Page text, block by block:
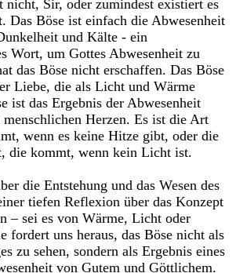
nicht, Sir, oder zumindest existiert es
Das Böse ist einfach die Abwesenheit
und Kälte - ein
Wort, um Gottes Abwesenheit zu
das Böse nicht erschaffen. Das Böse
Liebe, die als Licht und Wärme
ist das Ergebnis der Abwesenheit
Herzen. Es ist die Art
wenn es keine Hitze gibt, oder die
die kommt, wenn kein Licht ist.
die Entstehung und das Wesen des
tiefen Reflexion über das Konzept
– sei es von Wärme, Licht oder
fordert uns heraus, das Böse nicht als
zu sehen, sondern als Ergebnis eines
von Gutem und Göttlichem.